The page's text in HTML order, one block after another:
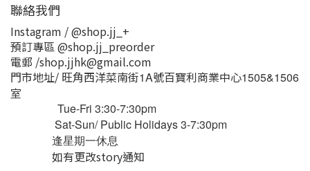
聯絡我們
Instagram / @shop.jj_+
預訂專區 @shop.jj_preorder
電郵 /shop.jjhk@gmail.com
門市地址/ 旺角西洋菜南街1A號百寶利商業中心1505&1506
室
Tue-Fri 3:30-7:30pm
Sat-Sun/ Public Holidays 3-7:30pm
逢星期一休息
如有更改story通知